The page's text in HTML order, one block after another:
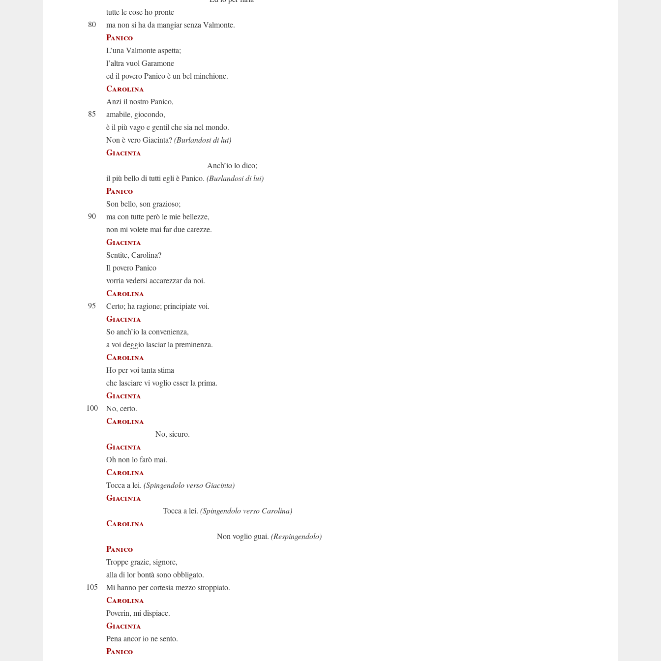
tutte le cose ho pronte
80
ma non si ha da mangiar senza Valmonte.
Panico
L’una Valmonte aspetta;
l’altra vuol Garamone
ed il povero Panico è un bel minchione.
Carolina
Anzi il nostro Panico,
85
amabile, giocondo,
è il più vago e gentil che sia nel mondo.
Non è vero Giacinta?(Burlandosi di lui)
Giacinta
Anch’io lo dico;
il più bello di tutti egli è Panico. (Burlandosi di lui)
Panico
Son bello, son grazioso;
90
ma con tutte però le mie bellezze,
non mi volete mai far due carezze.
Giacinta
Sentite, Carolina?
Il povero Panico
vorria vedersi accarezzar da noi.
Carolina
95 Certo; ha ragione; principiate voi.
Giacinta
So anch’io la convenienza,
a voi deggio lasciar la preminenza.
Carolina
Ho per voi tanta stima
che lasciare vi voglio esser la prima.
Giacinta
100 No, certo.
Carolina
No, sicuro.
Giacinta
Oh non lo farò mai.
Carolina
Tocca a lei. (Spingendolo verso Giacinta)
Giacinta
Tocca a lei. (Spingendolo verso Carolina)
Carolina
Non voglio guai. (Respingendolo)
Panico
Troppe grazie, signore,
alla di lor bontà sono obbligato.
105
Mi hanno per cortesia mezzo stroppiato.
Carolina
Poverin, mi dispiace.
Giacinta
Pena ancor io ne sento.
Panico